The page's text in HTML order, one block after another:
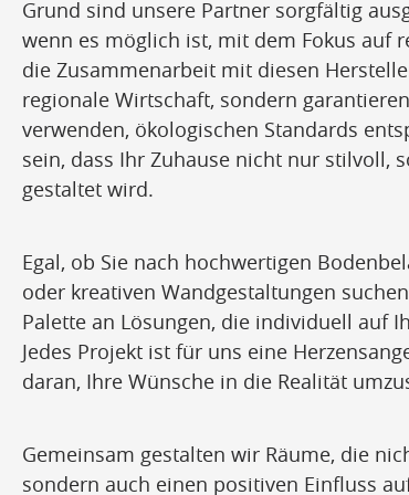
Grund sind unsere Partner sorgfältig
wenn es möglich ist, mit dem Fokus auf
die Zusammenarbeit mit diesen
regionale Wirtschaft, sondern
verwenden, ökologischen Standards
sein, dass Ihr Zuhause nicht nur stilvoll,
gestaltet wird.
Egal, ob Sie nach hochwertigen
oder kreativen Wandgestaltungen
Palette an Lösungen, die individuell auf
Jedes Projekt ist für uns eine
daran, Ihre Wünsche in die Realität
Gemeinsam gestalten wir Räume, die
sondern auch einen positiven Einfluss